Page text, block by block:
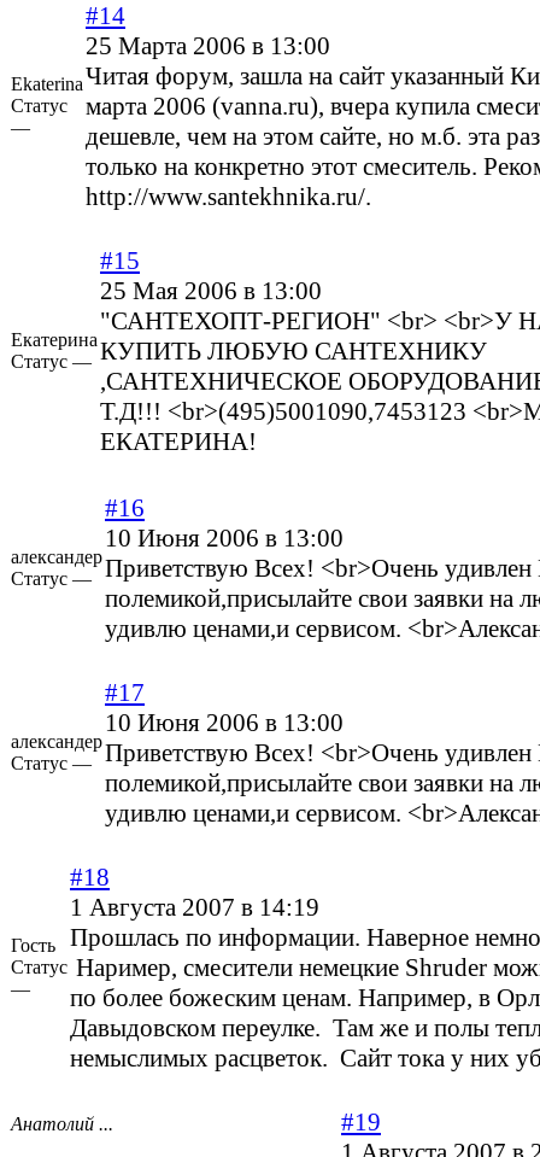
Ekaterina
Статус
—
#14
25 Марта 2006 в 13:00
Читая форум, зашла на сайт указанный
марта 2006 (vanna.ru), вчера купила
дешевле, чем на этом сайте, но м.б. эта
только на конкретно этот смеситель.
http://www.santekhnika.ru/.
Екатерина
Статус —
#15
25 Мая 2006 в 13:00
"САНТЕХОПТ-РЕГИОН" <br> <br>У
КУПИТЬ ЛЮБУЮ САНТЕХНИКУ
,САНТЕХНИЧЕСКОЕ
Т.Д!!! <br>(495)5001090,7453123
ЕКАТЕРИНА!
александер
Статус —
#16
10 Июня 2006 в 13:00
Приветствую Всех! <br>Очень
полемикой,присылайте свои заявки на
удивлю ценами,и сервисом.
александер
Статус —
#17
10 Июня 2006 в 13:00
Приветствую Всех! <br>Очень
полемикой,присылайте свои заявки на
удивлю ценами,и сервисом.
Гость
Статус
—
#18
1 Августа 2007 в 14:19
Прошлась по информации. Наверное
Наример, смесители немецкие Shruder
по более божеским ценам. Например, в
Давыдовском переулке. Там же и полы
немыслимых расцветок. Сайт тока у них
Анатолий ...
#19